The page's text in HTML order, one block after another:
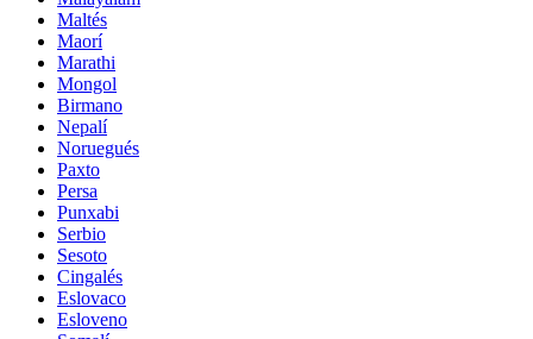
Maltés
Maorí
Marathi
Mongol
Birmano
Nepalí
Noruegués
Paxto
Persa
Punxabi
Serbio
Sesoto
Cingalés
Eslovaco
Esloveno